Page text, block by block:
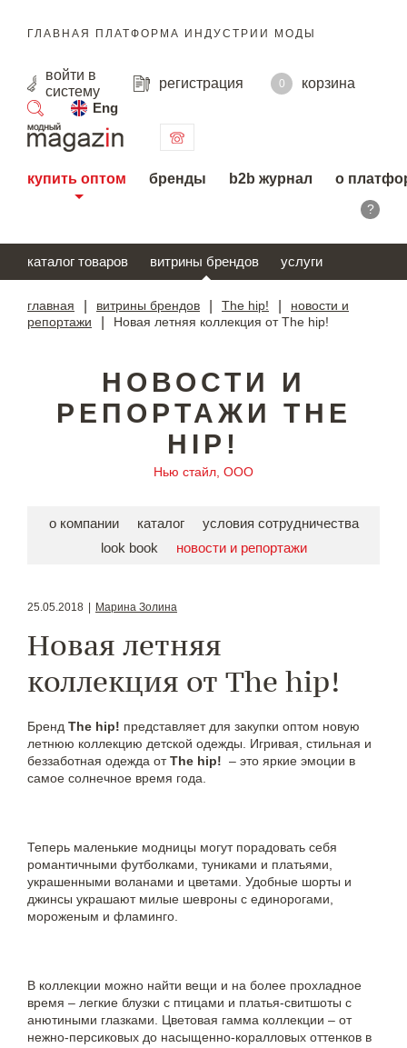
ГЛАВНАЯ ПЛАТФОРМА ИНДУСТРИИ МОДЫ
войти в
систему
регистрация 0
корзина
Eng
поиск
купить оптом бренды b2b журнал о
?
каталог товаров витрины брендов услуги
главная витрины брендов The hip!
новости и
репортажи
Новая летняя коллекция от The hip!
НОВОСТИ И
РЕПОРТАЖИ THE
HIP!
Нью стайл, ООО
о компании каталог
условия сотрудничества
look book
новости и репортажи
25.05.2018 Марина Золина
Новая летняя
коллекция от The hip!
Бренд The hip! представляет для закупки оптом новую
летнюю коллекцию детской одежды. Игривая, стильная и
беззаботная одежда отThe hip! – это яркие эмоции в
самое солнечное время года.
Теперь маленькие модницы могут порадовать себя
романтичными футболками, туниками и платьями,
украшенными воланами и цветами. Удобные шорты и
джинсы украшают милые шевроны с единорогами,
мороженым и фламинго.
В коллекции можно найти вещи и на более прохладное
время – легкие блузки с птицами и платья-свитшоты с
анютиными глазками. Цветовая гамма коллекции – от
нежно-персиковых до насыщенно-коралловых оттенков в